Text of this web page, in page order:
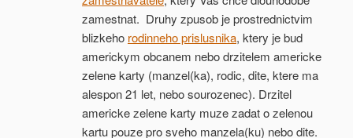
zamestnat. Druhy zpusob je prostrednictvim
blizkeho rodinneho prislusnika, ktery je bud
americkym obcanem nebo drzitelem americke
zelene karty (manzel(ka), rodic, dite, ktere ma
alespon 21 let, nebo sourozenec). Drzitel
americke zelene karty muze zadat o zelenou
kartu pouze pro sveho manzela(ku) nebo dite.